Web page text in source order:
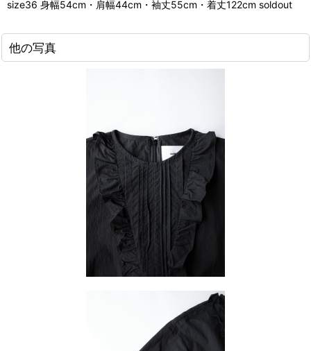
size36 身幅54cm・肩幅44cm・袖丈55cm・着丈122cm soldout
他の写真